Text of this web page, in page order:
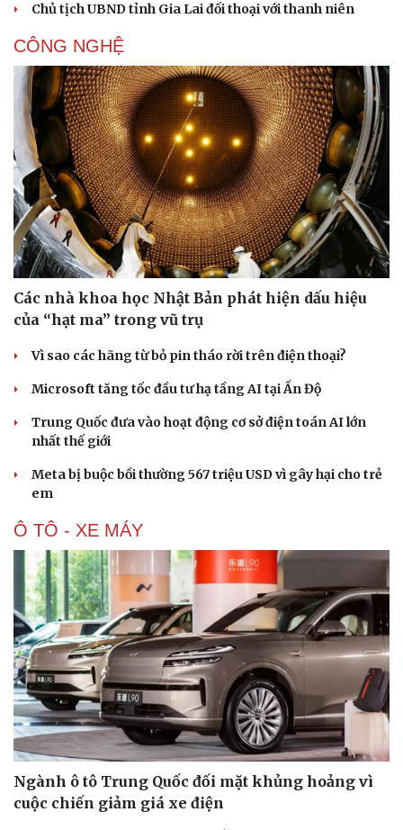
Văn hóa
Sân khấu - Điện ảnh
Văn học
Âm nhạc
Giải trí
Sao Việt
Chủ tịch UBND tỉnh Gia Lai đối thoại với thanh niên
CÔNG NGHỆ
Các nhà khoa học Nhật Bản phát hiện dấu hiệu
của “hạt ma” trong vũ trụ
Vì sao các hãng từ bỏ pin tháo rời trên điện thoại?
Microsoft tăng tốc đầu tư hạ tầng AI tại Ấn Độ
Trung Quốc đưa vào hoạt động cơ sở điện toán AI lớn
nhất thế giới
Meta bị buộc bồi thường 567 triệu USD vì gây hại cho trẻ
em
Ô TÔ - XE MÁY
Ngành ô tô Trung Quốc đối mặt khủng hoảng vì
cuộc chiến giảm giá xe điện